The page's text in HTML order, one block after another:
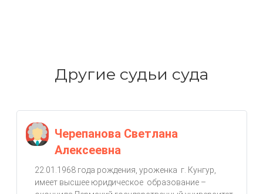
Другие судьи суда
Черепанова Светлана
Алексеевна
22.01.1968 года рождения, уроженка г. Кунгур,
имеет высшее юридическое образование –